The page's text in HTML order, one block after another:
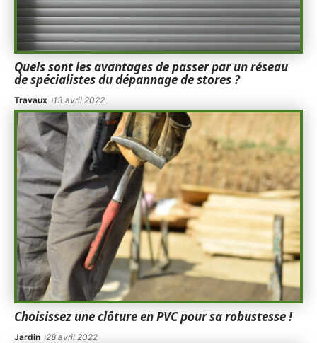
Quels sont les avantages de passer par un réseau
de spécialistes du dépannage de stores ?
Travaux 13 avril 2022
Choisissez une clôture en PVC pour sa robustesse !
Jardin 28 avril 2022